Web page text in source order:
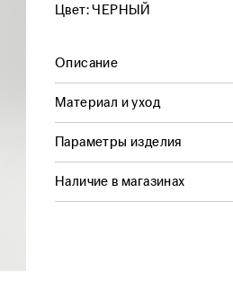
Цвет:ЧЕРНЫЙ
Описание
Материал и уход
Параметры изделия
Наличие в магазинах